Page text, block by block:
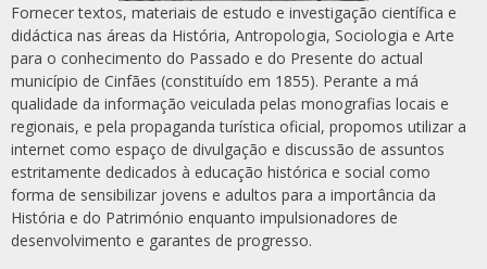
Fornecer textos, materiais de estudo e investigação científica e
didáctica nas áreas da História, Antropologia, Sociologia e Arte
para o conhecimento do Passado e do Presente do actual
município de Cinfães (constituído em 1855). Perante a má
qualidade da informação veiculada pelas monografias locais e
regionais, e pela propaganda turística oficial, propomos utilizar a
internet como espaço de divulgação e discussão de assuntos
estritamente dedicados à educação histórica e social como
forma de sensibilizar jovens e adultos para a importância da
História e do Património enquanto impulsionadores de
desenvolvimento e garantes de progresso.